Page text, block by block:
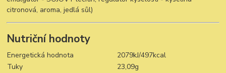
citronová, aroma, jedlá sůl)
Nutriční hodnoty
Energetická hodnota
2079kJ/497kcal
Tuky
23,09g